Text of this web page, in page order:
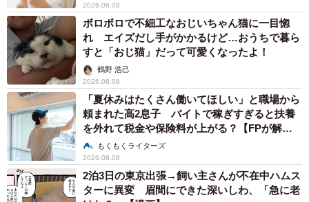
2026.08.08
ボロボロで不細工なおじいちゃん猫に一目惚
れ エイズだし手がかかるけど…おうちで暮ら
すと「おじ猫」だって可愛くなったよ！
鶴野 浩己
2026.08.08
「夏休みはたくさん働いてほしい」と職場から
頼まれた高2息子 バイトで稼ぎすぎると扶養
を外れて税金や保険料が上がる？【FPが解
説】もくもくライターズ
2026.08.08
2泊3日の東京出張→飼い主さんが不在中ハムス
ターに異変 眉間にできた深いしわ、「急に老